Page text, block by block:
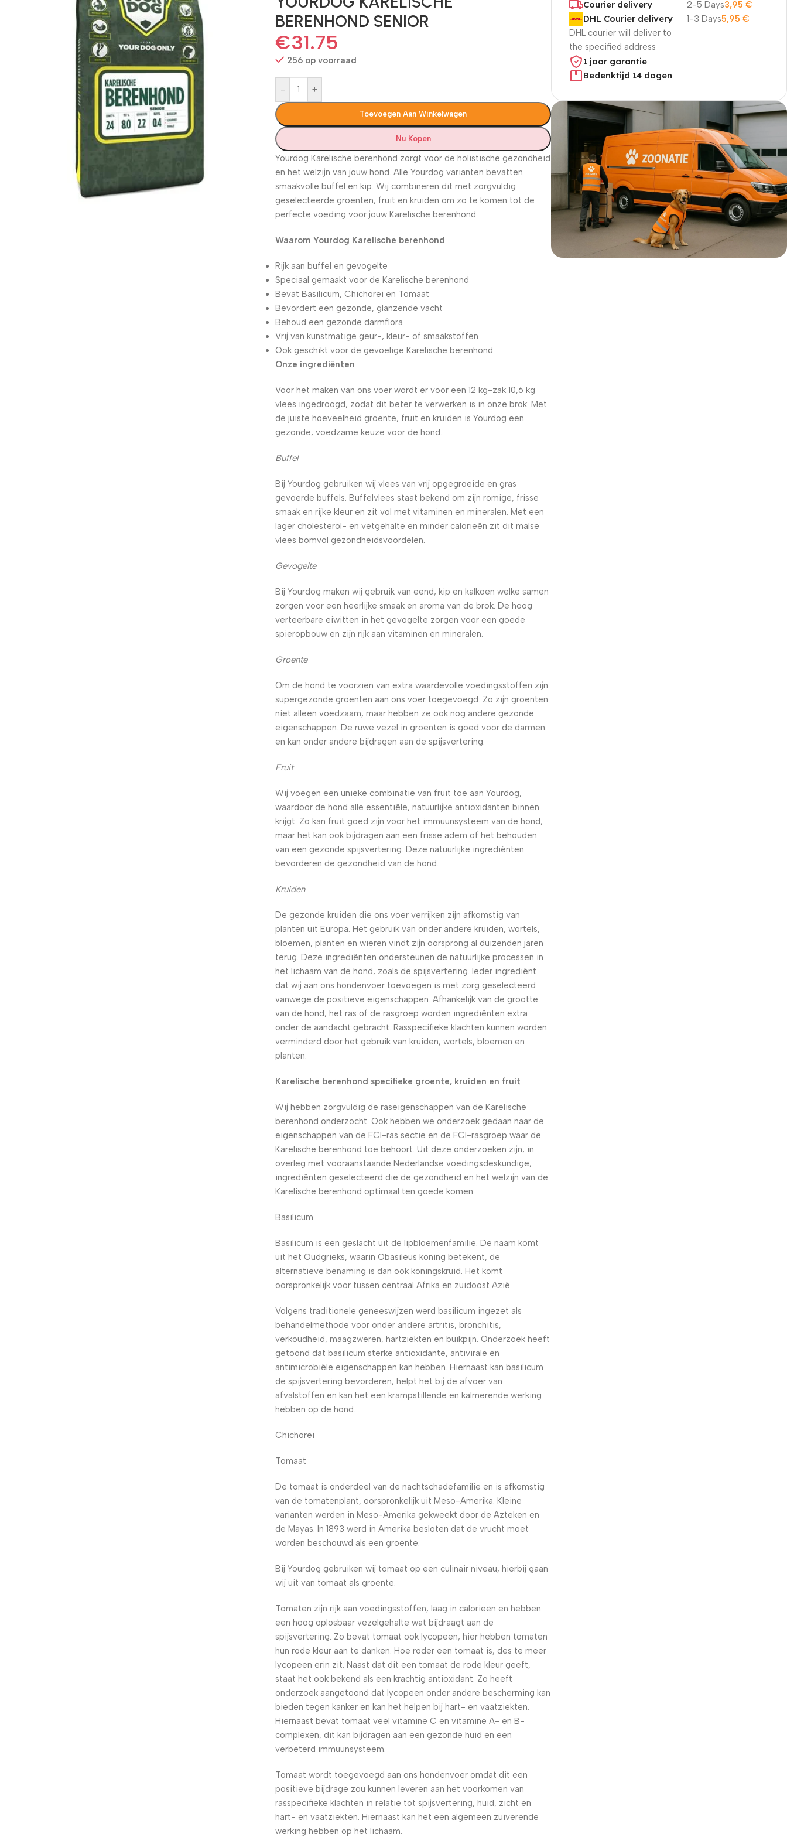
BERENHOND SENIOR
€31.75
256 op voorraad
- +
Toevoegen Aan Winkelwagen
Nu Kopen
Yourdog Karelische berenhond zorgt voor de holistische gezondheid
en het welzijn van jouw hond. Alle Yourdog varianten bevatten
smaakvolle buffel en kip. Wij combineren dit met zorgvuldig
geselecteerde groenten, fruit en kruiden om zo te komen tot de
perfecte voeding voor jouw Karelische berenhond.
Waarom Yourdog Karelische berenhond
Rijk aan buffel en gevogelte
Speciaal gemaakt voor de Karelische berenhond
Bevat Basilicum, Chichorei en Tomaat
Bevordert een gezonde, glanzende vacht
Behoud een gezonde darmflora
Vrij van kunstmatige geur-, kleur- of smaakstoffen
Ook geschikt voor de gevoelige Karelische berenhond
Onze ingrediënten
Voor het maken van ons voer wordt er voor een 12 kg-zak 10,6 kg
vlees ingedroogd, zodat dit beter te verwerken is in onze brok. Met
de juiste hoeveelheid groente, fruit en kruiden is Yourdog een
gezonde, voedzame keuze voor de hond.
Buffel
Bij Yourdog gebruiken wij vlees van vrij opgegroeide en gras
gevoerde buffels. Buffelvlees staat bekend om zijn romige, frisse
smaak en rijke kleur en zit vol met vitaminen en mineralen. Met een
lager cholesterol- en vetgehalte en minder calorieën zit dit malse
vlees bomvol gezondheidsvoordelen.
Gevogelte
Bij Yourdog maken wij gebruik van eend, kip en kalkoen welke samen
zorgen voor een heerlijke smaak en aroma van de brok. De hoog
verteerbare eiwitten in het gevogelte zorgen voor een goede
spieropbouw en zijn rijk aan vitaminen en mineralen.
Groente
Om de hond te voorzien van extra waardevolle voedingsstoffen zijn
supergezonde groenten aan ons voer toegevoegd. Zo zijn groenten
niet alleen voedzaam, maar hebben ze ook nog andere gezonde
eigenschappen. De ruwe vezel in groenten is goed voor de darmen
en kan onder andere bijdragen aan de spijsvertering.
Fruit
Wij voegen een unieke combinatie van fruit toe aan Yourdog,
waardoor de hond alle essentiële, natuurlijke antioxidanten binnen
krijgt. Zo kan fruit goed zijn voor het immuunsysteem van de hond,
maar het kan ook bijdragen aan een frisse adem of het behouden
van een gezonde spijsvertering. Deze natuurlijke ingrediënten
bevorderen de gezondheid van de hond.
Kruiden
De gezonde kruiden die ons voer verrijken zijn afkomstig van
planten uit Europa. Het gebruik van onder andere kruiden, wortels,
bloemen, planten en wieren vindt zijn oorsprong al duizenden jaren
terug. Deze ingrediënten ondersteunen de natuurlijke processen in
het lichaam van de hond, zoals de spijsvertering. Ieder ingrediënt
dat wij aan ons hondenvoer toevoegen is met zorg geselecteerd
vanwege de positieve eigenschappen. Afhankelijk van de grootte
van de hond, het ras of de rasgroep worden ingrediënten extra
onder de aandacht gebracht. Rasspecifieke klachten kunnen worden
verminderd door het gebruik van kruiden, wortels, bloemen en
planten.
Karelische berenhond specifieke groente, kruiden en fruit
Wij hebben zorgvuldig de raseigenschappen van de Karelische
berenhond onderzocht. Ook hebben we onderzoek gedaan naar de
eigenschappen van de FCI-ras sectie en de FCI-rasgroep waar de
Karelische berenhond toe behoort. Uit deze onderzoeken zijn, in
overleg met vooraanstaande Nederlandse voedingsdeskundige,
ingrediënten geselecteerd die de gezondheid en het welzijn van de
Karelische berenhond optimaal ten goede komen.
Basilicum
Basilicum is een geslacht uit de lipbloemenfamilie. De naam komt
uit het Oudgrieks, waarin Obasileus koning betekent, de
alternatieve benaming is dan ook koningskruid. Het komt
oorspronkelijk voor tussen centraal Afrika en zuidoost Azië.
Volgens traditionele geneeswijzen werd basilicum ingezet als
behandelmethode voor onder andere artritis, bronchitis,
verkoudheid, maagzweren, hartziekten en buikpijn. Onderzoek heeft
getoond dat basilicum sterke antioxidante, antivirale en
antimicrobiële eigenschappen kan hebben. Hiernaast kan basilicum
de spijsvertering bevorderen, helpt het bij de afvoer van
afvalstoffen en kan het een krampstillende en kalmerende werking
hebben op de hond.
Chichorei
Tomaat
De tomaat is onderdeel van de nachtschadefamilie en is afkomstig
van de tomatenplant, oorspronkelijk uit Meso-Amerika. Kleine
varianten werden in Meso-Amerika gekweekt door de Azteken en
de Mayas. In 1893 werd in Amerika besloten dat de vrucht moet
worden beschouwd als een groente.
Bij Yourdog gebruiken wij tomaat op een culinair niveau, hierbij gaan
wij uit van tomaat als groente.
Tomaten zijn rijk aan voedingsstoffen, laag in calorieën en hebben
een hoog oplosbaar vezelgehalte wat bijdraagt aan de
spijsvertering. Zo bevat tomaat ook lycopeen, hier hebben tomaten
hun rode kleur aan te danken. Hoe roder een tomaat is, des te meer
lycopeen erin zit. Naast dat dit een tomaat de rode kleur geeft,
staat het ook bekend als een krachtig antioxidant. Zo heeft
onderzoek aangetoond dat lycopeen onder andere bescherming kan
bieden tegen kanker en kan het helpen bij hart- en vaatziekten.
Hiernaast bevat tomaat veel vitamine C en vitamine A- en B-
complexen, dit kan bijdragen aan een gezonde huid en een
verbeterd immuunsysteem.
Tomaat wordt toegevoegd aan ons hondenvoer omdat dit een
positieve bijdrage zou kunnen leveren aan het voorkomen van
rasspecifieke klachten in relatie tot spijsvertering, huid, zicht en
hart- en vaatziekten. Hiernaast kan het een algemeen zuiverende
werking hebben op het lichaam.
Courier delivery
2-5 Days3,95€
DHL Courier delivery
DHL courier will deliver to
the specified address
1-3 Days5,95€
1 jaar garantie
Bedenktijd 14 dagen